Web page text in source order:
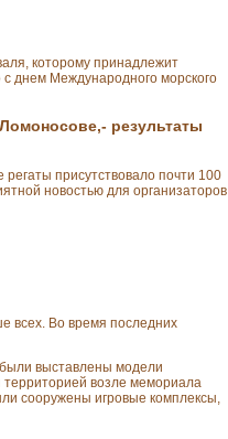
которому принадлежит
с днем Международного морского
результаты
присутствовало почти 100
новостью для организаторов
всех. Во время последних
выставлены модели
территорией возле мемориала
сооружены игровые комплексы,